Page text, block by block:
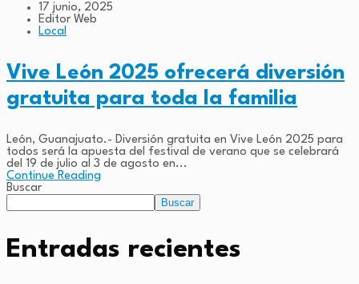
17 junio, 2025
Editor Web
Local
Vive León 2025 ofrecerá diversión
gratuita para toda la familia
León, Guanajuato.- Diversión gratuita en Vive León 2025 para
todos será la apuesta del festival de verano que se celebrará
del 19 de julio al 3 de agosto en...
Continue Reading
Buscar
Buscar
Entradas recientes